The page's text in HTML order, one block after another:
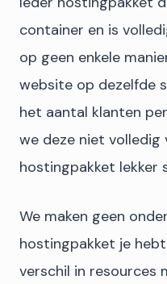
container en is
op geen enkele
website op dezelfde
het aantal klanten
we deze niet volledig
hostingpakket lekker
We maken geen
hostingpakket je
verschil in resources